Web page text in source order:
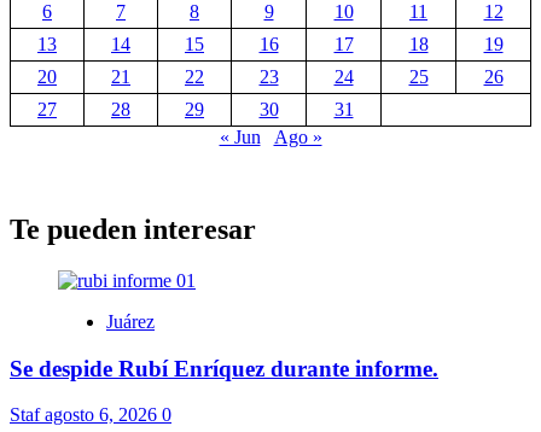
6
7 8 9 10 11
12
13
14 15 16 17 18
19
20
21 22 23 24 25
26
27
28 29 30
31
« Jun
Ago »
Te pueden interesar
Juárez
Se despide Rubí Enríquez durante informe.
Stafagosto 6, 2026 0